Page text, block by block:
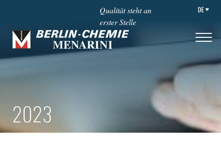
Qualität steht an
erster Stelle
DE
2023